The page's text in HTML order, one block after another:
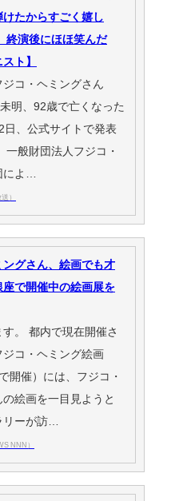
けたからすごく嬉し
終演後にほほ笑んだ
ト】
ジコ・ヘミングさん
明、92歳で亡くなった
日、公式サイトで発表
一般財団法人フジコ・
によ…
）
ングさん、絵画でも才
で開催中の絵画展を
。 都内で現在開催さ
コ・ヘミング絵画
開催）には、フジコ・
絵画を一目見ようと
リーが訪…
NNN）